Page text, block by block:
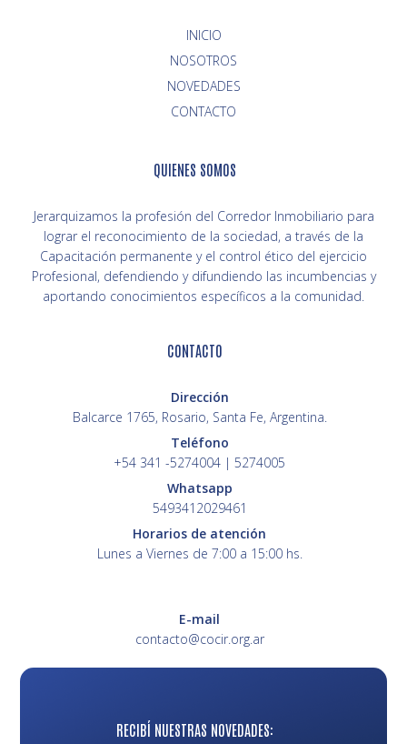
RECIBÍ NUESTRAS NOVEDADES:
INICIO
NOVEDADES
CONTACTO
QUIENES SOMOS
Jerarquizamos la profesión del Corredor Inmobiliario para
lograr el reconocimiento de la sociedad, a través de la
Capacitación permanente y el control ético del ejercicio
Profesional, defendiendo y difundiendo las incumbencias y
aportando conocimientos específicos a la comunidad.
CONTACTO
Dirección
Balcarce 1765, Rosario, Santa Fe, Argentina.
Teléfono
+54 341 -5274004 | 5274005
Whatsapp
5493412029461
Horarios de atención
Lunes a Viernes de 7:00 a 15:00 hs.
E-mail
contacto@cocir.org.ar